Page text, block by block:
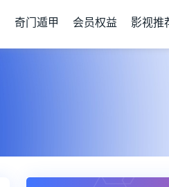
奇门遁甲 会员权益 影视推